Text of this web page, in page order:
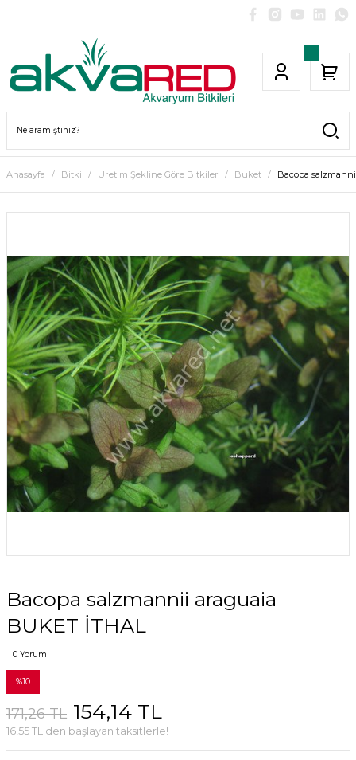
Anasayfa Bitki Üretim Şekline Göre Bitkiler Buket Bacopa
Bacopa salzmannii araguaia
BUKET İTHAL
0 Yorum
%10
171,26 TL 154,14 TL
16,55 TL den başlayan taksitlerle!